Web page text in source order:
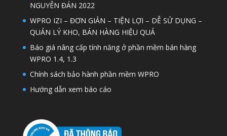
NGUYÊN ĐÁN 2022
WPRO IZI – ĐƠN GIẢN – TIỆN LỢI – DỄ SỬ DỤNG –
QUẢN LÝ KHO, BÁN HÀNG HIỆU QUẢ
Báo giá nâng cấp tính năng ở phần mềm bán hàng
WPRO 1.4, 1.3
Chính sách bảo hành phần mềm WPRO
Hướng dẫn xem báo cáo